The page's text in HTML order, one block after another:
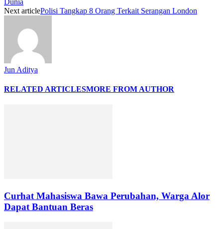
Next articlePolisi Tangkap 8 Orang Terkait Serangan London
Jun Aditya
RELATED ARTICLESMORE FROM AUTHOR
Curhat Mahasiswa Bawa Perubahan, Warga Alor
Dapat Bantuan Beras